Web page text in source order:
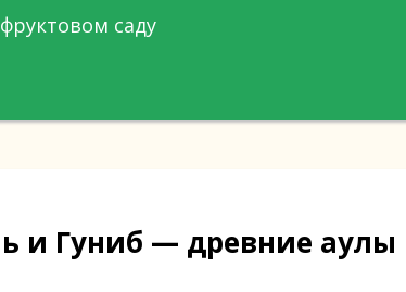
саду
и Гуниб — древние аулы